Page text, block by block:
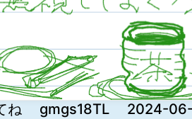
てね gmgs18TL 2024-